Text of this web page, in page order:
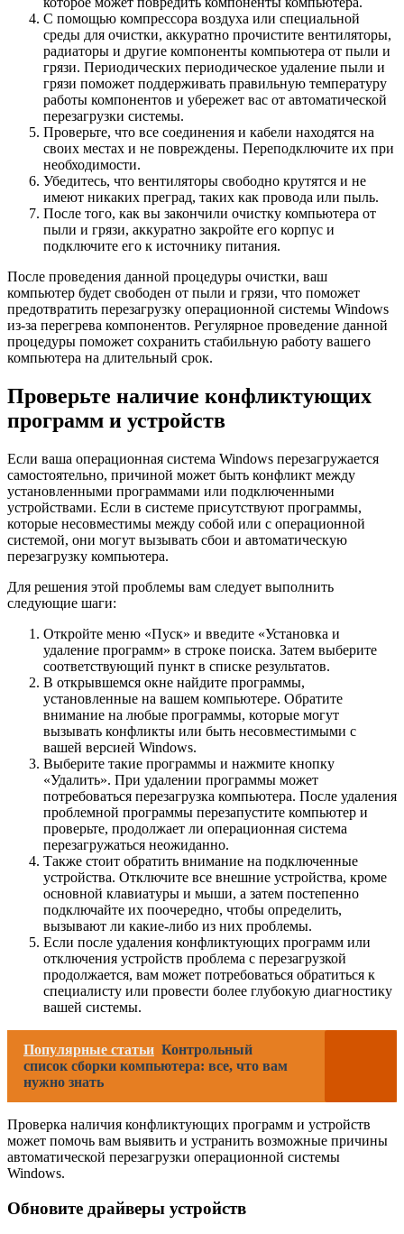
С помощью компрессора воздуха или специальной
среды для очистки, аккуратно прочистите вентиляторы,
радиаторы и другие компоненты компьютера от пыли и
грязи. Периодических периодическое удаление пыли и
грязи поможет поддерживать правильную температуру
работы компонентов и убережет вас от автоматической
перезагрузки системы.
Проверьте, что все соединения и кабели находятся на
своих местах и не повреждены. Переподключите их при
необходимости.
Убедитесь, что вентиляторы свободно крутятся и не
имеют никаких преград, таких как провода или пыль.
После того, как вы закончили очистку компьютера от
пыли и грязи, аккуратно закройте его корпус и
подключите его к источнику питания.
После проведения данной процедуры очистки, ваш
компьютер будет свободен от пыли и грязи, что поможет
предотвратить перезагрузку операционной системы Windows
из-за перегрева компонентов. Регулярное проведение данной
процедуры поможет сохранить стабильную работу вашего
компьютера на длительный срок.
Проверьте наличие конфликтующих
программ и устройств
Если ваша операционная система Windows перезагружается
самостоятельно, причиной может быть конфликт между
установленными программами или подключенными
устройствами. Если в системе присутствуют программы,
которые несовместимы между собой или с операционной
системой, они могут вызывать сбои и автоматическую
перезагрузку компьютера.
Для решения этой проблемы вам следует выполнить
следующие шаги:
Откройте меню «Пуск» и введите «Установка и
удаление программ» в строке поиска. Затем выберите
соответствующий пункт в списке результатов.
В открывшемся окне найдите программы,
установленные на вашем компьютере. Обратите
внимание на любые программы, которые могут
вызывать конфликты или быть несовместимыми с
вашей версией Windows.
Выберите такие программы и нажмите кнопку
«Удалить». При удалении программы может
потребоваться перезагрузка компьютера. После удаления
проблемной программы перезапустите компьютер и
проверьте, продолжает ли операционная система
перезагружаться неожиданно.
Также стоит обратить внимание на подключенные
устройства. Отключите все внешние устройства, кроме
основной клавиатуры и мыши, а затем постепенно
подключайте их поочередно, чтобы определить,
вызывают ли какие-либо из них проблемы.
Если после удаления конфликтующих программ или
отключения устройств проблема с перезагрузкой
продолжается, вам может потребоваться обратиться к
специалисту или провести более глубокую диагностику
вашей системы.
Популярные статьи Контрольный
список сборки компьютера: все, что вам
нужно знать
Проверка наличия конфликтующих программ и устройств
может помочь вам выявить и устранить возможные причины
автоматической перезагрузки операционной системы
Windows.
Обновите драйверы устройств